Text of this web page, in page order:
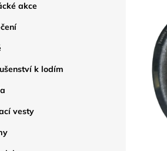
akce
k lodím
vesty